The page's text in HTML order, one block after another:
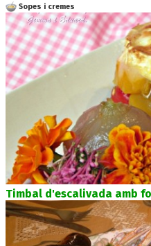
Sopes i cremes
Timbal d'escalivada amb